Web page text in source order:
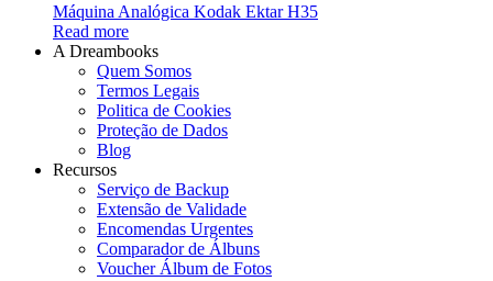
Máquina Analógica Kodak Ektar H35
Read more
A Dreambooks
Quem Somos
Termos Legais
Politica de Cookies
Proteção de Dados
Blog
Recursos
Serviço de Backup
Extensão de Validade
Encomendas Urgentes
Comparador de Álbuns
Voucher Álbum de Fotos